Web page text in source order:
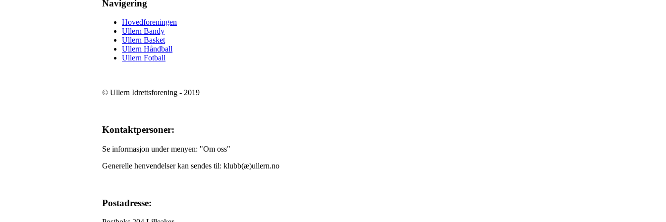
Navigering
Hovedforeningen
Ullern Bandy
Ullern Basket
Ullern Håndball
Ullern Fotball
© Ullern Idrettsforening - 2019
Kontaktpersoner:
Se informasjon under menyen: "Om oss"
Generelle henvendelser kan sendes til: klubb(æ)ullern.no
Postadresse: